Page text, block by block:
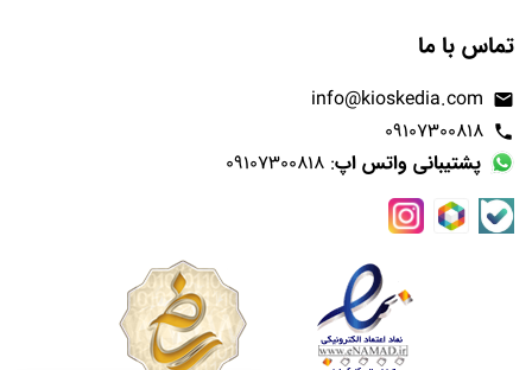
تماس با ما
email
info@kioskedia.com
phone
09107300818
پشتیبانی واتس اپ: 09107300818